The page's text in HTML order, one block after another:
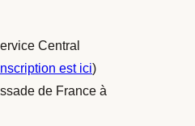
Central
est ici)
de France à